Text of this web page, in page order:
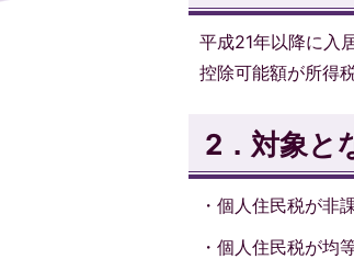
平成21年以降に入
控除可能額が所得
2．対象と
・個人住民税が非
・個人住民税が均